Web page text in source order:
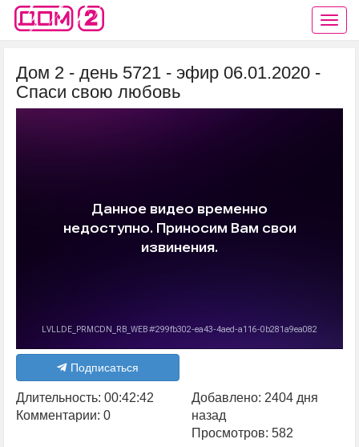
Дом 2 - день 5721 - эфир 06.01.2020 -
Спаси свою любовь
Подписаться
Длительность: 00:42:42
Комментарии: 0
Добавлено: 2404 дня
назад
Просмотров: 582